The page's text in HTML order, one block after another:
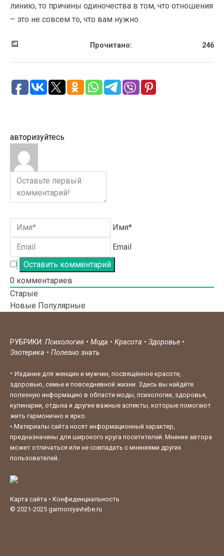
линию, то причины одиночества в том, что отношения
– это не совсем то, что вам нужно.
Прочитано: 246
авторизуйтесь
Имя*
Email
0 комментариев
Старые
Новые Популярные
РУБРИКИ: Психология • Мода • Красота • Здоровье •
Эзотерика • Полезно знать
• Издание для женщин и мужчин, посвящённое красоте,
здоровью, семье и повседневной жизни. Здесь вы найдёте
полезную информацию в области моды, психологии, здоровья,
кулинарии, отдыха и другие важные аспекты, которые помогают
жить гармонично и ярко.
• Материалы сайта носят информационный характер,
предназначены для широкого круга посетителей. Мнение автора
может отличаться или не совпадать с мнениями других
пользователей.
Карта сайта • Конфиденциальность
© 2021-2025 garmoniyavtebe.ru